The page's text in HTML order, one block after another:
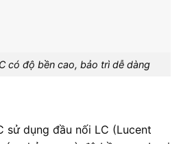
có độ bền cao, bảo trì dễ dàng
sử dụng đầu nối LC (Lucent